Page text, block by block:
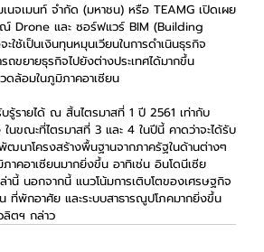
จเมนท์ จำกัด (มหาชน) หรือ TEAMG เปิดเผย
ณ์ Drone และ ซอร์ฟแวร์ BIM (Building
ช้เป็นเงินทุนหมุนเวียนในการดำเนินธุรกิจ
ขยายธุรกิจไปยังต่างประเทศได้มากขึ้น
ดล้อมในภูมิภาคอาเซียน
รู้รายได้ ณ สิ้นไตรมาสที่ 1 ปี 2561 เท่ากับ
นขณะที่ไตรมาสที่ 3 และ 4 ในปีนี้ คาดว่าจะได้รับ
ฒนาโครงสร้างพื้นฐานจากภาครัฐในด้านต่างๆ
าคอาเซียนมากยิ่งขึ้น อาทิเช่น อินโดนีเซีย
นี้ นอกจากนี้ แนวโน้มการเติบโตของเศรษฐกิจ
พักอาศัย และระบบสาธารณูปโภคมากยิ่งขึ้น
ลิตฯ กล่าว